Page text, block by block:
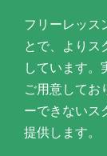
フリーレッス
とで、よりス
しています。
ご用意してお
ーできないス
提供します。